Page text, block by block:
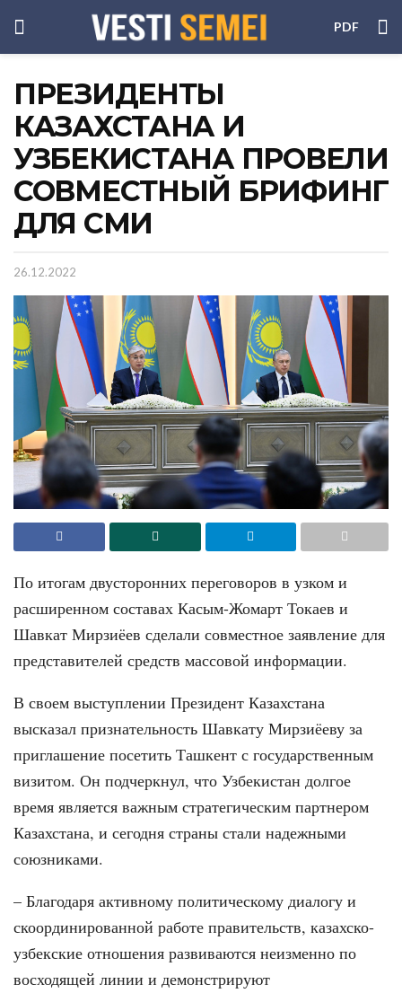
PDF
ПРЕЗИДЕНТЫ
КАЗАХСТАНА И
УЗБЕКИСТАНА ПРОВЕЛИ
СОВМЕСТНЫЙ БРИФИНГ
ДЛЯ СМИ
26.12.2022
По итогам двусторонних переговоров в узком и
расширенном составах Касым-Жомарт Токаев и
Шавкат Мирзиёев сделали совместное заявление для
представителей средств массовой информации.
В своем выступлении Президент Казахстана
высказал признательность Шавкату Мирзиёеву за
приглашение посетить Ташкент с государственным
визитом. Он подчеркнул, что Узбекистан долгое
время является важным стратегическим партнером
Казахстана, и сегодня страны стали надежными
союзниками.
– Благодаря активному политическому диалогу и
скоординированной работе правительств, казахско-
узбекские отношения развиваются неизменно по
восходящей линии и демонстрируют